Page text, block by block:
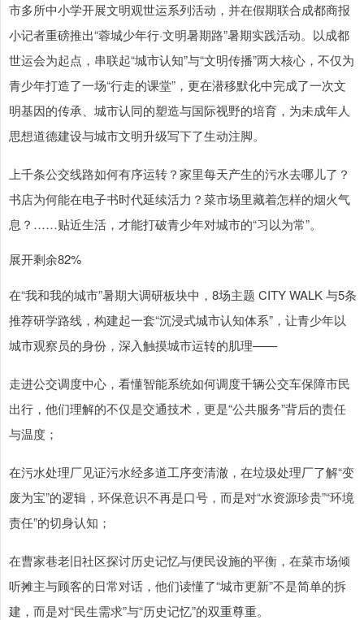
市多所中小学开展文明观世运系列活动，并在假期联合成都商报
小记者重磅推出“蓉城少年行·文明暑期路”暑期实践活动。以成都
世运会为起点，串联起“城市认知”与“文明传播”两大核心，不仅为
青少年打造了一场“行走的课堂”，更在潜移默化中完成了一次文
明基因的传承、城市认同的塑造与国际视野的培育，为未成年人
思想道德建设与城市文明升级写下了生动注脚。
上千条公交线路如何有序运转？家里每天产生的污水去哪儿了？
书店为何能在电子书时代延续活力？菜市场里藏着怎样的烟火气
息？……贴近生活，才能打破青少年对城市的“习以为常”。
展开剩余82%
在“我和我的城市”暑期大调研板块中，8场主题 CITY WALK 与5条
推荐研学路线，构建起一套“沉浸式城市认知体系”，让青少年以
城市观察员的身份，深入触摸城市运转的肌理——
走进公交调度中心，看懂智能系统如何调度千辆公交车保障市民
出行，他们理解的不仅是交通技术，更是“公共服务”背后的责任
与温度；
在污水处理厂见证污水经多道工序变清澈，在垃圾处理厂了解“变
废为宝”的逻辑，环保意识不再是口号，而是对“水资源珍贵”“环境
责任”的切身认知；
在曹家巷老旧社区探讨历史记忆与便民设施的平衡，在菜市场倾
听摊主与顾客的日常对话，他们读懂了“城市更新”不是简单的拆
建，而是对“民生需求”与“历史记忆”的双重尊重。